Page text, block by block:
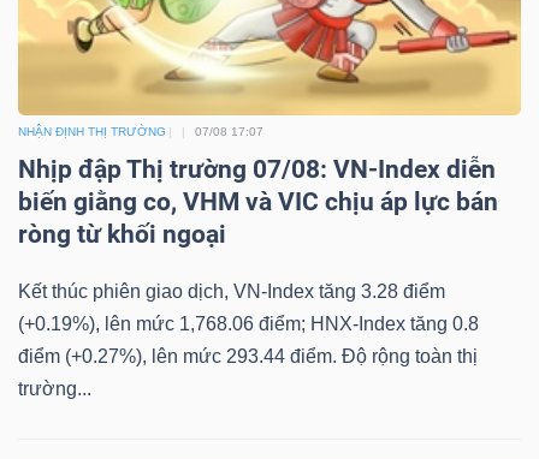
NHẬN ĐỊNH THỊ TRƯỜNG 07/08 17:07
Nhịp đập Thị trường 07/08: VN-Index diễn
biến giằng co, VHM và VIC chịu áp lực bán
ròng từ khối ngoại
Kết thúc phiên giao dịch, VN-Index tăng 3.28 điểm
(+0.19%), lên mức 1,768.06 điểm; HNX-Index tăng 0.8
điểm (+0.27%), lên mức 293.44 điểm. Độ rộng toàn thị
trường...